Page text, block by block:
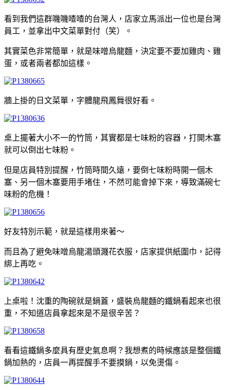
看到我們這群嘰嘰喳喳的台灣人，店家立馬派出一位也是台灣
員工，並拿出中文菜單對付（笑）。
其實菜色非常簡單，就是味噌烏龍麵，決定要不要加雞肉、雞
蛋，或者兩者都加這樣。
牆上掛的日文菜單，字體龍飛鳳舞很好看。
桌上擺著大小不一的竹筒，其實都是七味粉的容器，打開木塞
就可以倒出七味粉。
但是店員特別提醒，竹筒時間久遠，要倒七味粉時開一個木
塞、另一個木塞要用手堵住，不然可能會掉下來，導致滿碗七
味粉的危機！
好友特別示範，就是這樣用來著～
而且為了避免味噌烏龍湯頭濺花衣服，店家提供紙圍巾，記得
綁上再吃。
上桌啦！沈重的陶碗就是鍋蓋，盛裝烏龍麵的鐵鍋看起來也很
重，不知道店員拿起來是不是很辛苦？
看看這鐵鍋多麼具有歷史氣息啊？我想煮的時候應該是整個鐵
鍋加熱的，店員一再提醒手不要摸鍋，以免燙傷。